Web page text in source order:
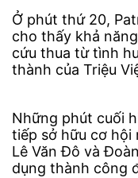
Ở phút thứ 20,
cho thấy khả
cứu thua từ tình
thành của Triệu
Những phút cuối
tiếp sở hữu cơ hội
Lê Văn Đô và
dụng thành công